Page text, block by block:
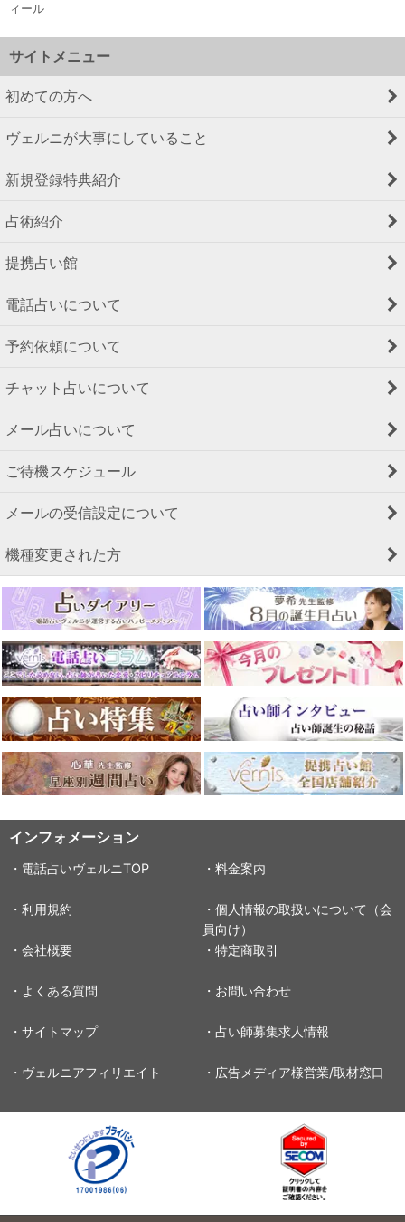
ィール
サイトメニュー
初めての方へ
ヴェルニが大事にしていること
新規登録特典紹介
占術紹介
提携占い館
電話占いについて
予約依頼について
チャット占いについて
メール占いについて
ご待機スケジュール
メールの受信設定について
機種変更された方
インフォメーション
・電話占いヴェルニTOP ・料金案内
・利用規約
・個人情報の取扱いについて（会
員向け）
・会社概要
・特定商取引
・よくある質問 ・お問い合わせ
・サイトマップ ・占い師募集求人情報
・ヴェルニアフィリエイト ・広告メディア様営業/取材窓口